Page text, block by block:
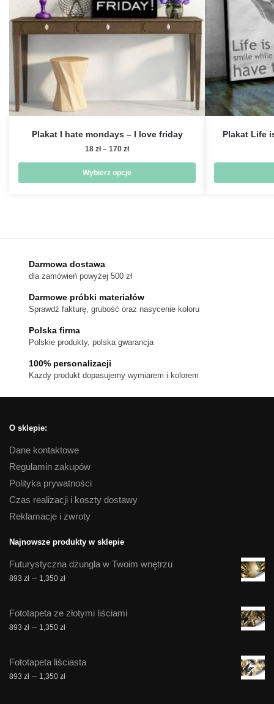
Plakat I hate mondays – I love friday
18 zł – 170 złZakres
od
18 zł
Wybierz opcje
można
wybrać
na
produktu
Plakat Life
Darmowa dostawa
dla zamówień powyżej 500 zł
Darmowe próbki materiałów
Sprawdź fakturę, grubość oraz nasycenie koloru
Polska firma
Polskie produkty, polska gwarancja
100% personalizacji
Kazdy produkt dopasujemy wymiarem i kolorem
O sklepie:
Dane kontaktowe
Regulamin zakupów
Polityka prywatności
Czas realizacji i koszty dostawy
Reklamacje i zwroty
Najnowsze produkty w sklepie
Futurystyczna dżungla w Twoim wnętrzu
893 zł – 1,350 złZakres
893 zł
do
Fototapeta ze złotymi liściami
893 zł – 1,350 złZakres
893 zł
do
Fototapeta liściasta
893 zł – 1,350 złZakres